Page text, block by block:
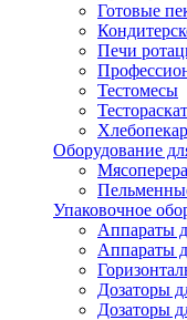
Готовые
Печи
Тестомесы
Оборудование
Упаковочное
Аппараты
Аппараты
Дозаторы
Дозаторы